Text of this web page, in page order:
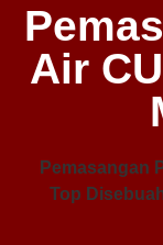
Air
Pemasangan
Top